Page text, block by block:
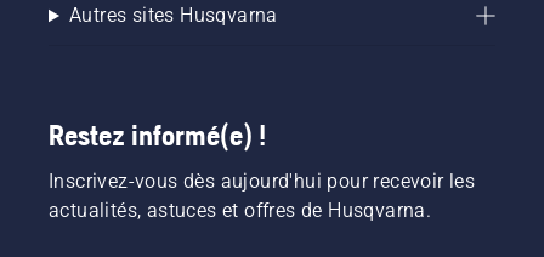
Autres sites Husqvarna
Restez informé(e) !
Inscrivez-vous dès aujourd'hui pour recevoir les
actualités, astuces et offres de Husqvarna.